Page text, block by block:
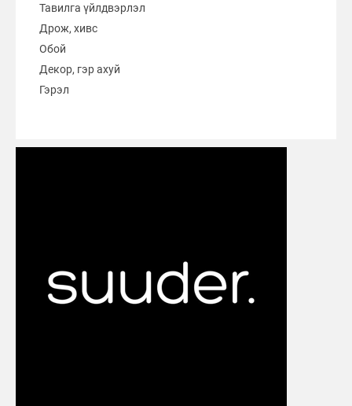
Тавилга үйлдвэрлэл
Дрож, хивс
Обой
Декор, гэр ахуй
Гэрэл